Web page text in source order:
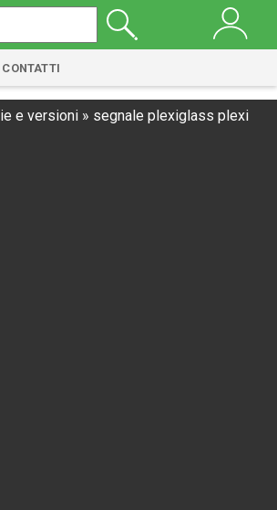
CONTATTI
e versioni » segnale plexiglass plexi